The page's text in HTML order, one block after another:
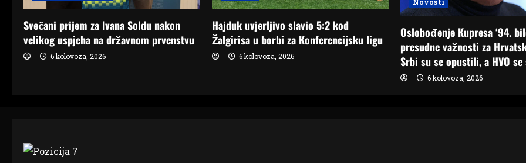
Svečani prijem za Ivana Soldu nakon
velikog uspjeha na državnom prvenstvu
6 kolovoza, 2026
Hajduk uvjerljivo slavio 5:2 kod
Žalgirisa u borbi za Konferencijsku ligu
6 kolovoza, 2026
Oslobođenje Kupresa ‘94.
presudne važnosti za
Srbi su se opustili, a HVO se
6 kolovoza, 2026